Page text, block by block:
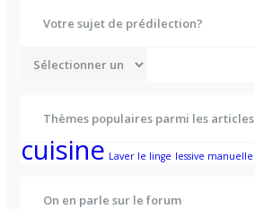
Votre sujet de prédilection?
Thèmes populaires parmi les articles
cuisine Laver le linge lessive manuelle
On en parle sur le forum